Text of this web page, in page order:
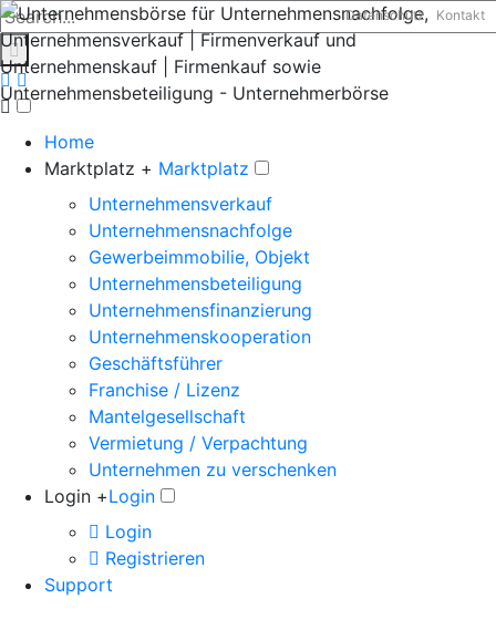
Datenschutz Kontakt
Home
Marktplatz + Marktplatz
Unternehmensverkauf
Unternehmensnachfolge
Gewerbeimmobilie, Objekt
Unternehmensbeteiligung
Unternehmensfinanzierung
Unternehmenskooperation
Geschäftsführer
Franchise / Lizenz
Mantelgesellschaft
Vermietung / Verpachtung
Unternehmen zu verschenken
Login +Login
Login
Registrieren
Support